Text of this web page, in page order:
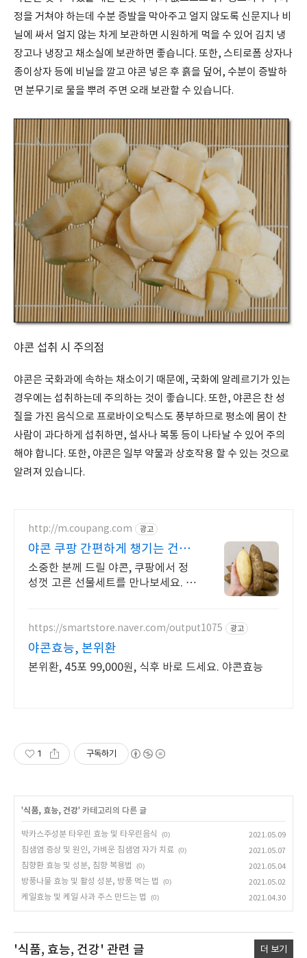
정을 거쳐야 하는데 수분 증발을 막아주고 얼지 않도록 신문지나 비
닐에 싸서 얼지 않는 차게 보관하면 시원하게 먹을 수 있어 김치 냉
장고나 냉장고 채소실에 보관하면 좋습니다. 또한, 스티로폼 상자나
종이상자 등에 비닐을 깔고 야콘 넣은 후 흙을 덮어, 수분이 증발하
면 분무기로 물을 뿌려 주면 오래 보관할 수 있습니다.
야콘 섭취 시 주의점
야콘은 국화과에 속하는 채소이기 때문에, 국화에 알레르기가 있는
경우에는 섭취하는데 주의하는 것이 좋습니다. 또한, 야콘은 찬 성
질을 가진 음식으로 프로바이오틱스도 풍부하므로 평소에 몸이 찬
사람이 과다하게 섭취하면, 설사나 복통 등이 나타날 수 있어 주의
해야 합니다. 또한, 야콘은 일부 약물과 상호작용 할 수 있는 것으로
알려져 있습니다.
http://m.coupang.com 광고
야콘 쿠팡 간편하게 챙기는 건강
습관
소중한 분께 드릴 야콘, 쿠팡에서 정
성껏 고른 선물세트를 만나보세요. 끓
요.
https://smartstore.naver.com/output1075 광고
야콘효능, 본위환
본위환, 45포 99,000원, 식후 바로 드세요. 야콘효능
1 구독하기
'식품, 효능, 건강' 카테고리의 다른 글
박카스주성분 타우린 효능 및 타우린음식 (0)
2021.05.09
침샘염 증상 및 원인, 가벼운 침샘염 자가 치료 (0)
2021.05.07
침향환 효능 및 성분, 침향 복용법
(0)
2021.05.04
방풍나물 효능 및 활성 성분, 방풍 먹는 법
(0)
2021.05.02
케일효능 및 케일 사과 주스 만드는 법
(0) 2021.04.30
'식품, 효능, 건강' 관련 글 더 보기